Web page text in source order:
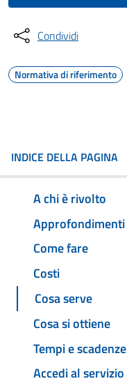
Condividi
Normativa di riferimento
INDICE DELLA PAGINA
A chi è rivolto
Approfondimenti
Come fare
Costi
Cosa serve
Cosa si ottiene
Tempi e scadenze
Accedi al servizio